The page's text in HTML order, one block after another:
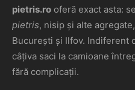
pietris.ro oferă exact asta:
pietris, nisip și alte
București și Ilfov. Indiferent
câțiva saci la camioane
fără complicații.